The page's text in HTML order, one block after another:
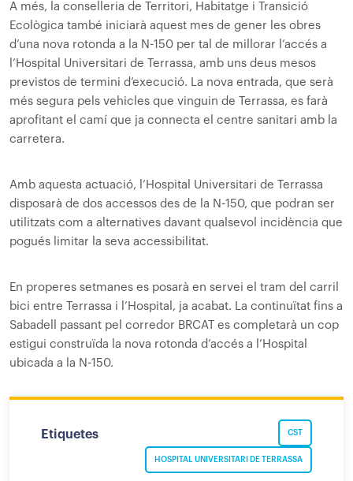
A més, la conselleria de Territori, Habitatge i Transició
Ecològica també iniciarà aquest mes de gener les obres
d’una nova rotonda a la N-150 per tal de millorar l’accés a
l’Hospital Universitari de Terrassa, amb uns deus mesos
previstos de termini d’execució. La nova entrada, que serà
més segura pels vehicles que vinguin de Terrassa, es farà
aprofitant el camí que ja connecta el centre sanitari amb la
carretera.
Amb aquesta actuació, l’Hospital Universitari de Terrassa
disposarà de dos accessos des de la N-150, que podran ser
utilitzats com a alternatives davant qualsevol incidència que
pogués limitar la seva accessibilitat.
En properes setmanes es posarà en servei el tram del carril
bici entre Terrassa i l’Hospital, ja acabat. La continuïtat fins a
Sabadell passant pel corredor BRCAT es completarà un cop
estigui construïda la nova rotonda d’accés a l’Hospital
ubicada a la N-150.
Etiquetes CST
HOSPITAL UNIVERSITARI DE TERRASSA